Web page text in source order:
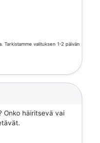
Tarkistamme valituksen 1-2 päivän
Onko häiritsevä vai